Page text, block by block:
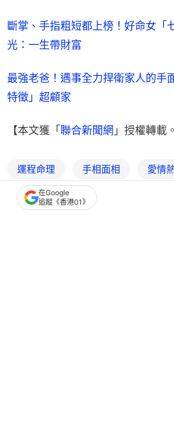
斷掌、手指粗短都上榜！好命女「
光：一生帶財富
最強老爸！遇事全力捍衛家人的手
特徵」超顧家
【本文獲「 聯合新聞網 」授權轉載
運程命理 手相面相 愛情
兩性關係 熱話
在Google
追蹤《香港01》